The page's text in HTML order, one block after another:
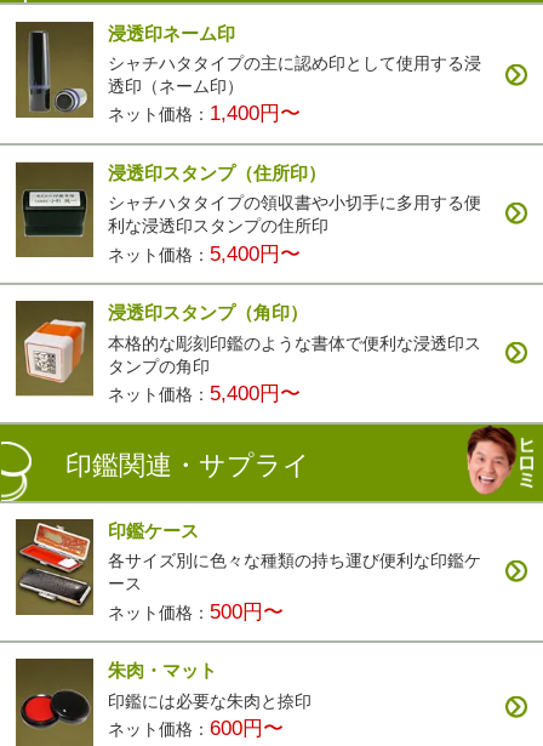
浸透印ネーム印
シャチハタタイプの主に認め印として使用する浸
透印（ネーム印）
ネット価格： 1,400円〜
浸透印スタンプ（住所印）
シャチハタタイプの領収書や小切手に多用する便
利な浸透印スタンプの住所印
ネット価格： 5,400円〜
浸透印スタンプ（角印）
本格的な彫刻印鑑のような書体で便利な浸透印ス
タンプの角印
ネット価格： 5,400円〜
印鑑関連・サプライ
印鑑ケース
各サイズ別に色々な種類の持ち運び便利な印鑑ケ
ース
ネット価格： 500円〜
朱肉・マット
印鑑には必要な朱肉と捺印
ネット価格：600円〜